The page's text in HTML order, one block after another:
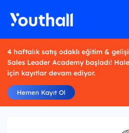
4 haftalık satış odaklı eğitim &
Sales Leader Academy başladı!
için kayıtlar devam ediyor.
Hemen Kayıt Ol